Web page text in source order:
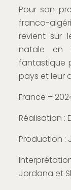
Pour son
franco-
revient sur
natale en
fantastique
pays et leur
France –
Réalisation :
Production :
Jordana et